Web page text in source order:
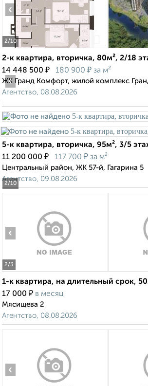
2/10
‹
2-к квартира, вторичка, 80м², 2/18
14 448 500 ₽ 180 900 ₽ за м²
ЖК Гранд Комфорт, жилой комплекс
Агентство, 08.08.2026
2/10
‹
5-к квартира, вторичка, 95м², 3/5
11 200 000 ₽ 117 700 ₽ за м²
Центральный район, ЖК 57-й, Гагарина 5
Агентство, 09.08.2026
2/3
‹
1-к квартира, на длительный срок,
17 000 ₽ в месяц
Мясищева 2
Агентство, 08.08.2026
‹